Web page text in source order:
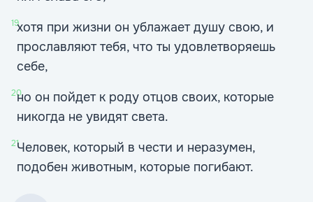
19хотя при жизни он ублажает душу свою, и
прославляют тебя, что ты удовлетворяешь
себе,
20но он пойдет к роду отцов своих, которые
никогда не увидят света.
21Человек, который в чести и неразумен,
подобен животным, которые погибают.